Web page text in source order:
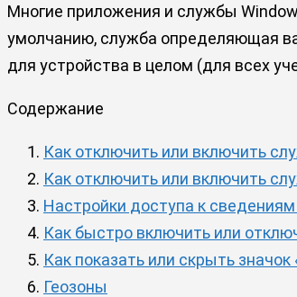
Многие приложения и службы
умолчанию, служба определяющая
для устройства в целом (для всех
Содержание
Как отключить или включить
Как отключить или включить
Настройки доступа к
Как быстро включить или
Как показать или скрыть
Геозоны